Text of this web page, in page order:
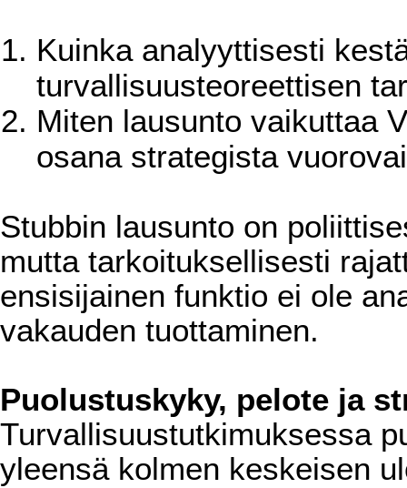
Kuinka analyyttisesti
turvallisuusteoreettisen
Miten lausunto vaikuttaa
osana strategista
Stubbin lausunto on
mutta tarkoituksellisesti
ensisijainen funktio ei ole
vakauden tuottaminen.
Puolustuskyky, pelote ja
Turvallisuustutkimuksessa
yleensä kolmen keskeisen